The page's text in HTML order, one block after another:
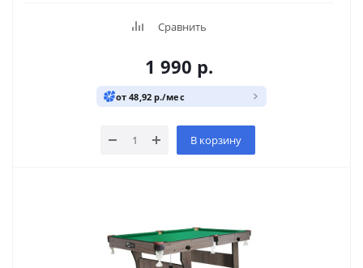
Сравнить
1 990 р.
от 48,92 р./мес
В корзину